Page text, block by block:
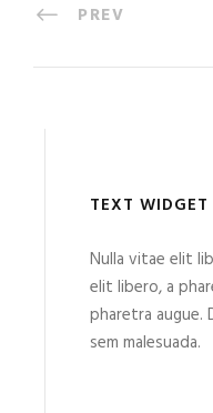
PREV
TEXT WIDGET
Nulla vitae elit
elit libero, a
pharetra augue.
sem malesuada.